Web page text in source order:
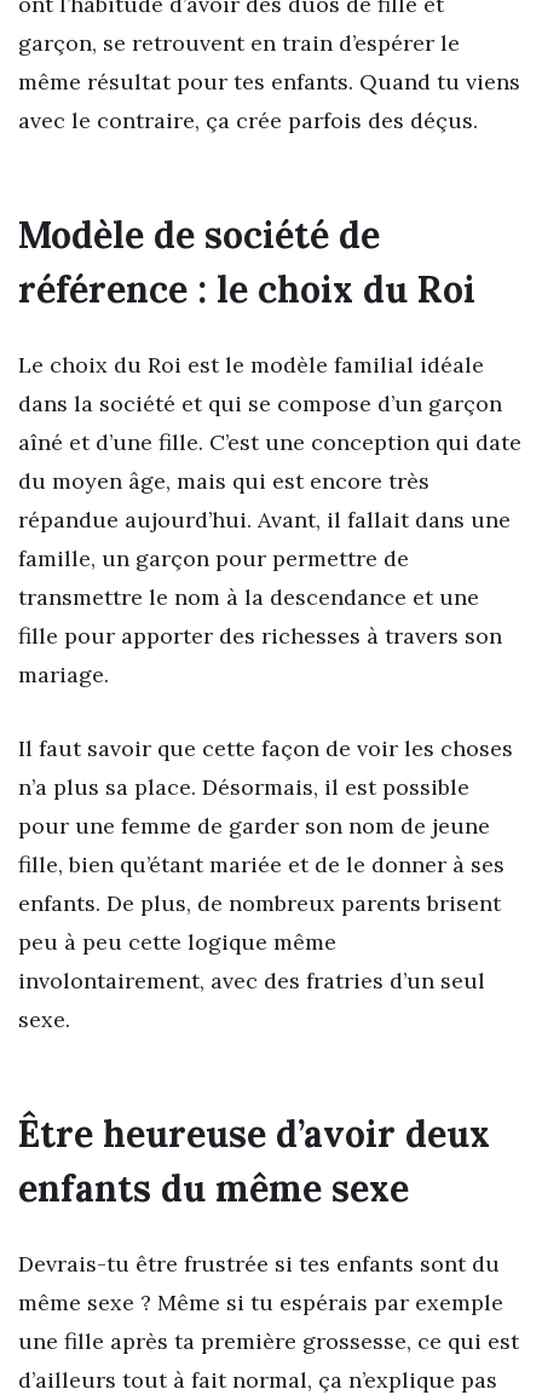
garçon, se retrouvent en train d’espérer le
même résultat pour tes enfants. Quand tu viens
avec le contraire, ça crée parfois des déçus.
Modèle de société de
référence : le choix du Roi
Le choix du Roi est le modèle familial idéale
dans la société et qui se compose d’un garçon
aîné et d’une fille. C’est une conception qui date
du moyen âge, mais qui est encore très
répandue aujourd’hui. Avant, il fallait dans une
famille, un garçon pour permettre de
transmettre le nom à la descendance et une
fille pour apporter des richesses à travers son
mariage.
Il faut savoir que cette façon de voir les choses
n’a plus sa place. Désormais, il est possible
pour une femme de garder son nom de jeune
fille, bien qu’étant mariée et de le donner à ses
enfants. De plus, de nombreux parents brisent
peu à peu cette logique même
involontairement, avec des fratries d’un seul
sexe.
Être heureuse d’avoir deux
enfants du même sexe
Devrais-tu être frustrée si tes enfants sont du
même sexe ? Même si tu espérais par exemple
une fille après ta première grossesse, ce qui est
d’ailleurs tout à fait normal, ça n’explique pas